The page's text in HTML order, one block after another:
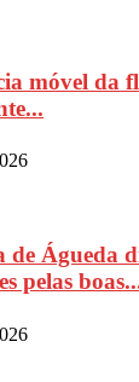
móvel da
de Águeda
pelas